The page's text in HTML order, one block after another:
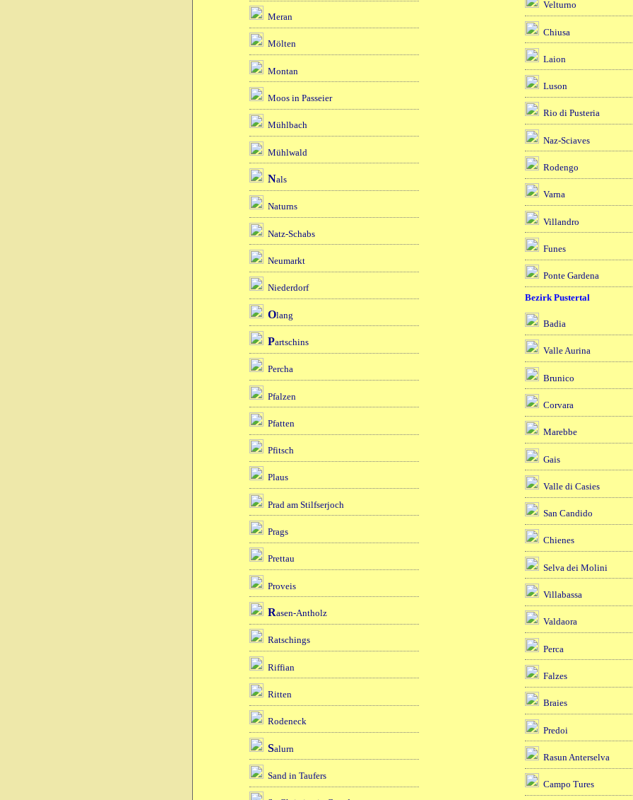
Meran
Mölten
Montan
Moos in Passeier
Mühlbach
Mühlwald
Nals
Naturns
Natz-Schabs
Neumarkt
Niederdorf
Olang
Partschins
Percha
Pfalzen
Pfatten
Pfitsch
Plaus
Prad am Stilfserjoch
Prags
Prettau
Proveis
Rasen-Antholz
Ratschings
Riffian
Ritten
Rodeneck
Salurn
Sand in Taufers
Velturno
Chiusa
Laion
Luson
Rio di Pusteria
Naz-Sciaves
Rodengo
Varna
Villandro
Funes
Ponte Gardena
Bezirk Pustertal
Badia
Valle Aurina
Brunico
Corvara
Marebbe
Gais
Valle di Casies
San Candido
Chienes
Selva dei Molini
Villabassa
Valdaora
Perca
Falzes
Braies
Predoi
Rasun Anterselva
Campo Tures